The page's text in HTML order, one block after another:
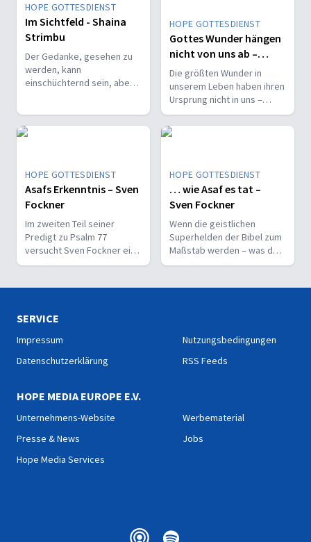
HOPE GOTTESDIENST
Im Sichtfeld - Shaina
Strimbu
Der Gedanke, gesehen zu
werden, kann
einschüchternd sein, aber
Spitznamen erfunden.
HOPE GOTTESDIENST
Gottes Wunder hängen
nicht von uns ab –
Edwin Rosado
Die größten Wunder in
unserem Leben haben ihren
Ursprung nicht in uns –
sondern in Gott selbst.
HOPE GOTTESDIENST
Asafs Erkenntnis – Sven
Fockner
Im zweiten Teil seiner
Predigt zu Psalm 77
versucht Sven Fockner eine
radikale Aussage Asafs zu
keine Gotteserkenntnis.
HOPE GOTTESDIENST
… wie Asaf es tat –
Sven Fockner
Wenn die geistlichen
Superhelden der Bibel zum
Maßstab werden – was darf
ein normaler Gläubiger
SERVICE
Impressum
Datenschutzerklärung
Nutzungsbedingungen
RSS Feeds
HOPE MEDIA EUROPE E.V.
Unternehmens-Website
Presse & News
Hope Media Services
Werbematerial
Jobs